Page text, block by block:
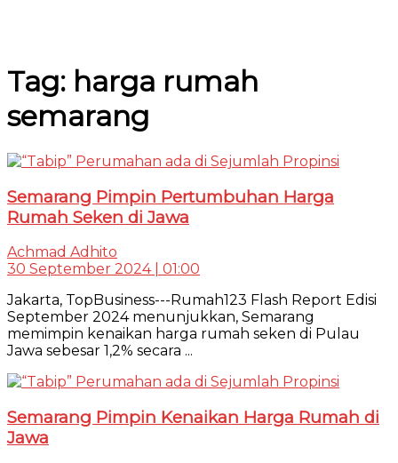
Tag: harga rumah
semarang
Semarang Pimpin Pertumbuhan Harga
Rumah Seken di Jawa
Achmad Adhito
30 September 2024 | 01:00
Jakarta, TopBusiness---Rumah123 Flash Report Edisi
September 2024 menunjukkan, Semarang
memimpin kenaikan harga rumah seken di Pulau
Jawa sebesar 1,2% secara ...
Semarang Pimpin Kenaikan Harga Rumah di
Jawa